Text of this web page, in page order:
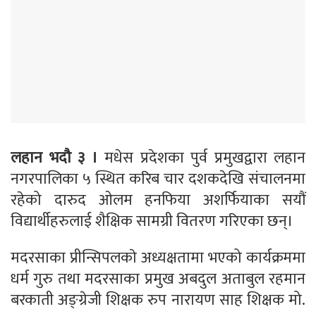
लहान भदौ ३ । मधेस प्रदेशका पुर्व प्रमुखद्वारा लहान
नगरपालिका ५ स्थित करिब चार दशकदेखि संचालनमा
रहेको दारुद ओलम हनफिया अशर्फियाका सयौं
विद्यार्थीहरुलाई शैक्षिक सामग्री वितरण गरिएका छन्।
मदरसाका प्रीन्सिपलकाे अध्यक्षतामा भएको कार्यक्रममा
धर्म गुरु तथा मदरसाका प्रमुख अबदुल अताबुल रहमान
बरकाती अङ्ग्रेजी शिक्षक रुप नारायण साह शिक्षक मो.